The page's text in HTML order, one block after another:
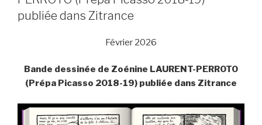
publiée dans Zitrance
Février 2026
Bande dessinée de Zoénine LAURENT-PERROTO
(Prépa Picasso 2018-19) publiée dans Zitrance